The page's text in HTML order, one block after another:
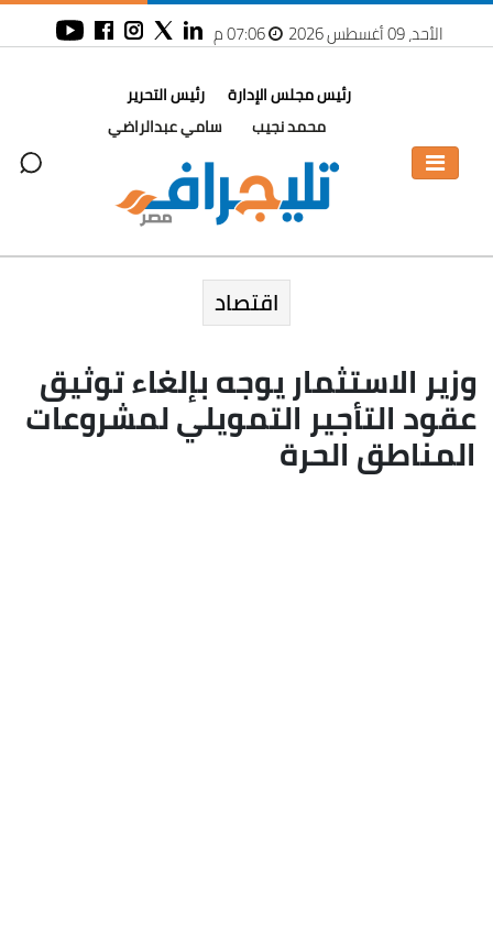
الأحد، 09 أغسطس 2026 07:06 م
رئيس مجلس الإدارة
محمد نجيب
رئيس التحرير
سامي عبدالراضي
اقتصاد
وزير الاستثمار يوجه بإلغاء توثيق
عقود التأجير التمويلي لمشروعات
المناطق الحرة